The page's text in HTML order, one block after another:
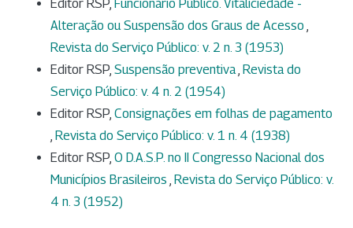
Editor RSP, Funcionário Público. Vitaliciedade -
Alteração ou Suspensão dos Graus de Acesso ,
Revista do Serviço Público: v. 2 n. 3 (1953)
Editor RSP, Suspensão preventiva, Revista do
Serviço Público: v. 4 n. 2 (1954)
Editor RSP, Consignações em folhas de pagamento
, Revista do Serviço Público: v. 1 n. 4 (1938)
Editor RSP, O D.A.S.P. no II Congresso Nacional dos
Municípios Brasileiros , Revista do Serviço Público: v.
4 n. 3 (1952)